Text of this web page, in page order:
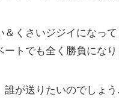
＆くさいジジイになっ
ートでも全く勝負になり
誰が送りたいのでしょ